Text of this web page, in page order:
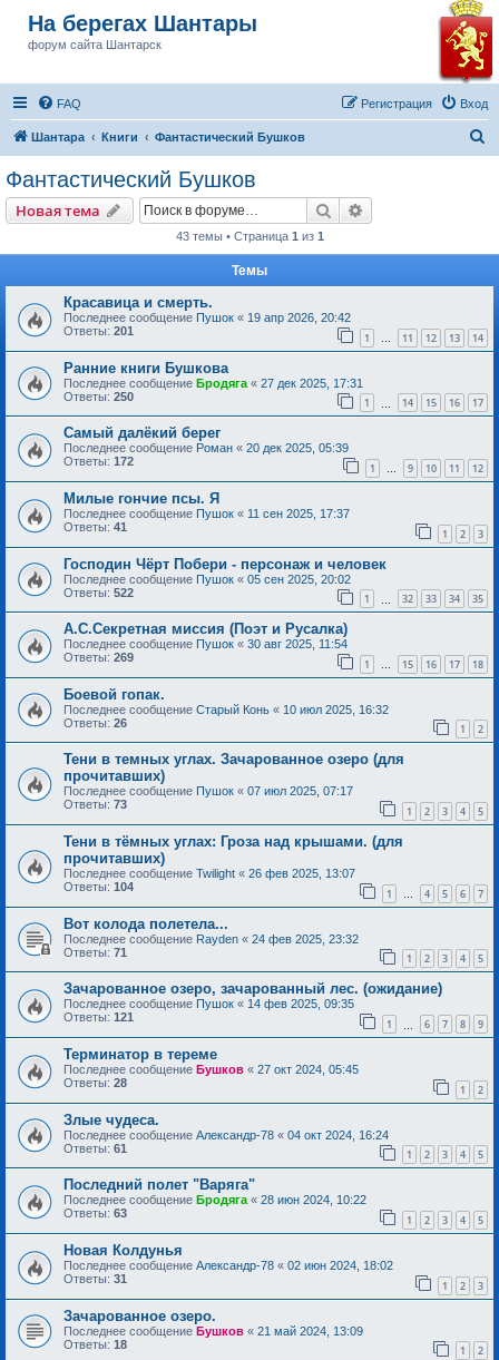
На берегах Шантары
форум сайта Шантарск
FAQ Вход
Регистрация
Шантара Книги Фантастический Бушков
Фантастический Бушков
Новая тема Поиск
43 темы • Страница 1 из 1
Темы
Красавица и смерть.
Последнее сообщение Пушок « 19 апр 2026, 20:42
Ответы: 201 1 … 11 12 13 14
Ранние книги Бушкова
Последнее сообщение Бродяга « 27 дек 2025, 17:31
Ответы: 250 1 14 15 16 17
Самый далёкий берег
Последнее сообщение Роман « 20 дек 2025, 05:39
Ответы: 172 1 … 9 10 11 12
Милые гончие псы. Я
Последнее сообщение Пушок « 11 сен 2025, 17:37
Ответы: 41 1 2 3
Господин Чёрт Побери - персонаж и человек
Последнее сообщение Пушок « 05 сен 2025, 20:02
Ответы: 522 1 32 33 34 35
А.С.Секретная миссия (Поэт и Русалка)
Последнее сообщение Пушок « 30 авг 2025, 11:54
Ответы: 269 1 … 15 16 17 18
Боевой гопак.
Последнее сообщение Старый Конь « 10 июл 2025, 16:32
Ответы: 26 1 2
Тени в темных углах. Зачарованное озеро (для
прочитавших)
Последнее сообщение Пушок « 07 июл 2025, 07:17
Ответы: 73 1 2 3 4 5
Тени в тёмных углах: Гроза над крышами. (для
прочитавших)
Последнее сообщение Twilight « 26 фев 2025, 13:07
Ответы: 104 1 … 4 5 6 7
Вот колода полетела...
Последнее сообщение Rayden « 24 фев 2025, 23:32
Ответы: 71 1 2 3 4 5
Зачарованное озеро, зачарованный лес. (ожидание)
Последнее сообщение Пушок « 14 фев 2025, 09:35
Ответы: 121 1 6 7 8 9
Терминатор в тереме
Последнее сообщение Бушков « 27 окт 2024, 05:45
Ответы: 28 1 2
Злые чудеса.
Последнее сообщение Александр-78 « 04 окт 2024, 16:24
Ответы: 61 1 2 3 4 5
Последний полет "Варяга"
Последнее сообщение Бродяга « 28 июн 2024, 10:22
Ответы: 63 1 2 3 4 5
Новая Колдунья
Последнее сообщение Александр-78 « 02 июн 2024, 18:02
Ответы: 31 1 2 3
Зачарованное озеро.
Последнее сообщение Бушков « 21 май 2024, 13:09
Ответы: 18 1 2